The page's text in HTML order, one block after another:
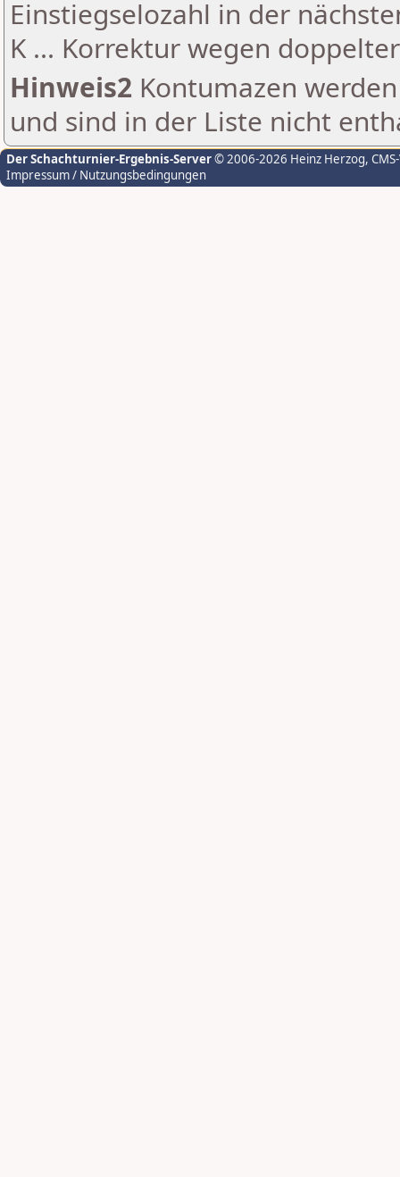
Einstiegselozahl in der
K ... Korrektur wegen
Hinweis2 Kontumazen
und sind in der Liste nicht
Der Schachturnier-Ergebnis-Server© 2006-2026 Heinz Herzog,
Impressum / Nutzungsbedingungen